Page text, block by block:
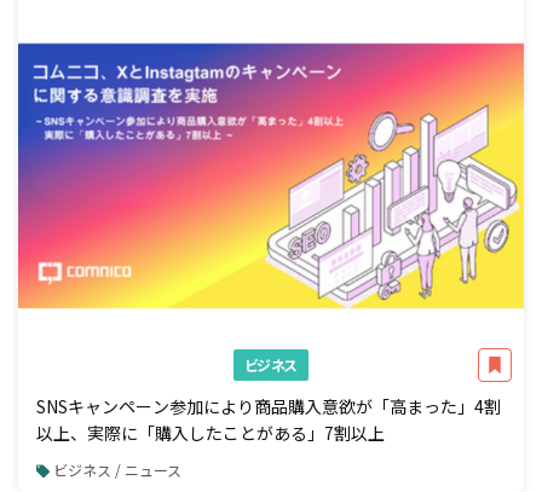
ビジネス
SNSキャンペーン参加により商品購入意欲が「高まった」4割
以上、実際に「購入したことがある」7割以上
ビジネス / ニュース